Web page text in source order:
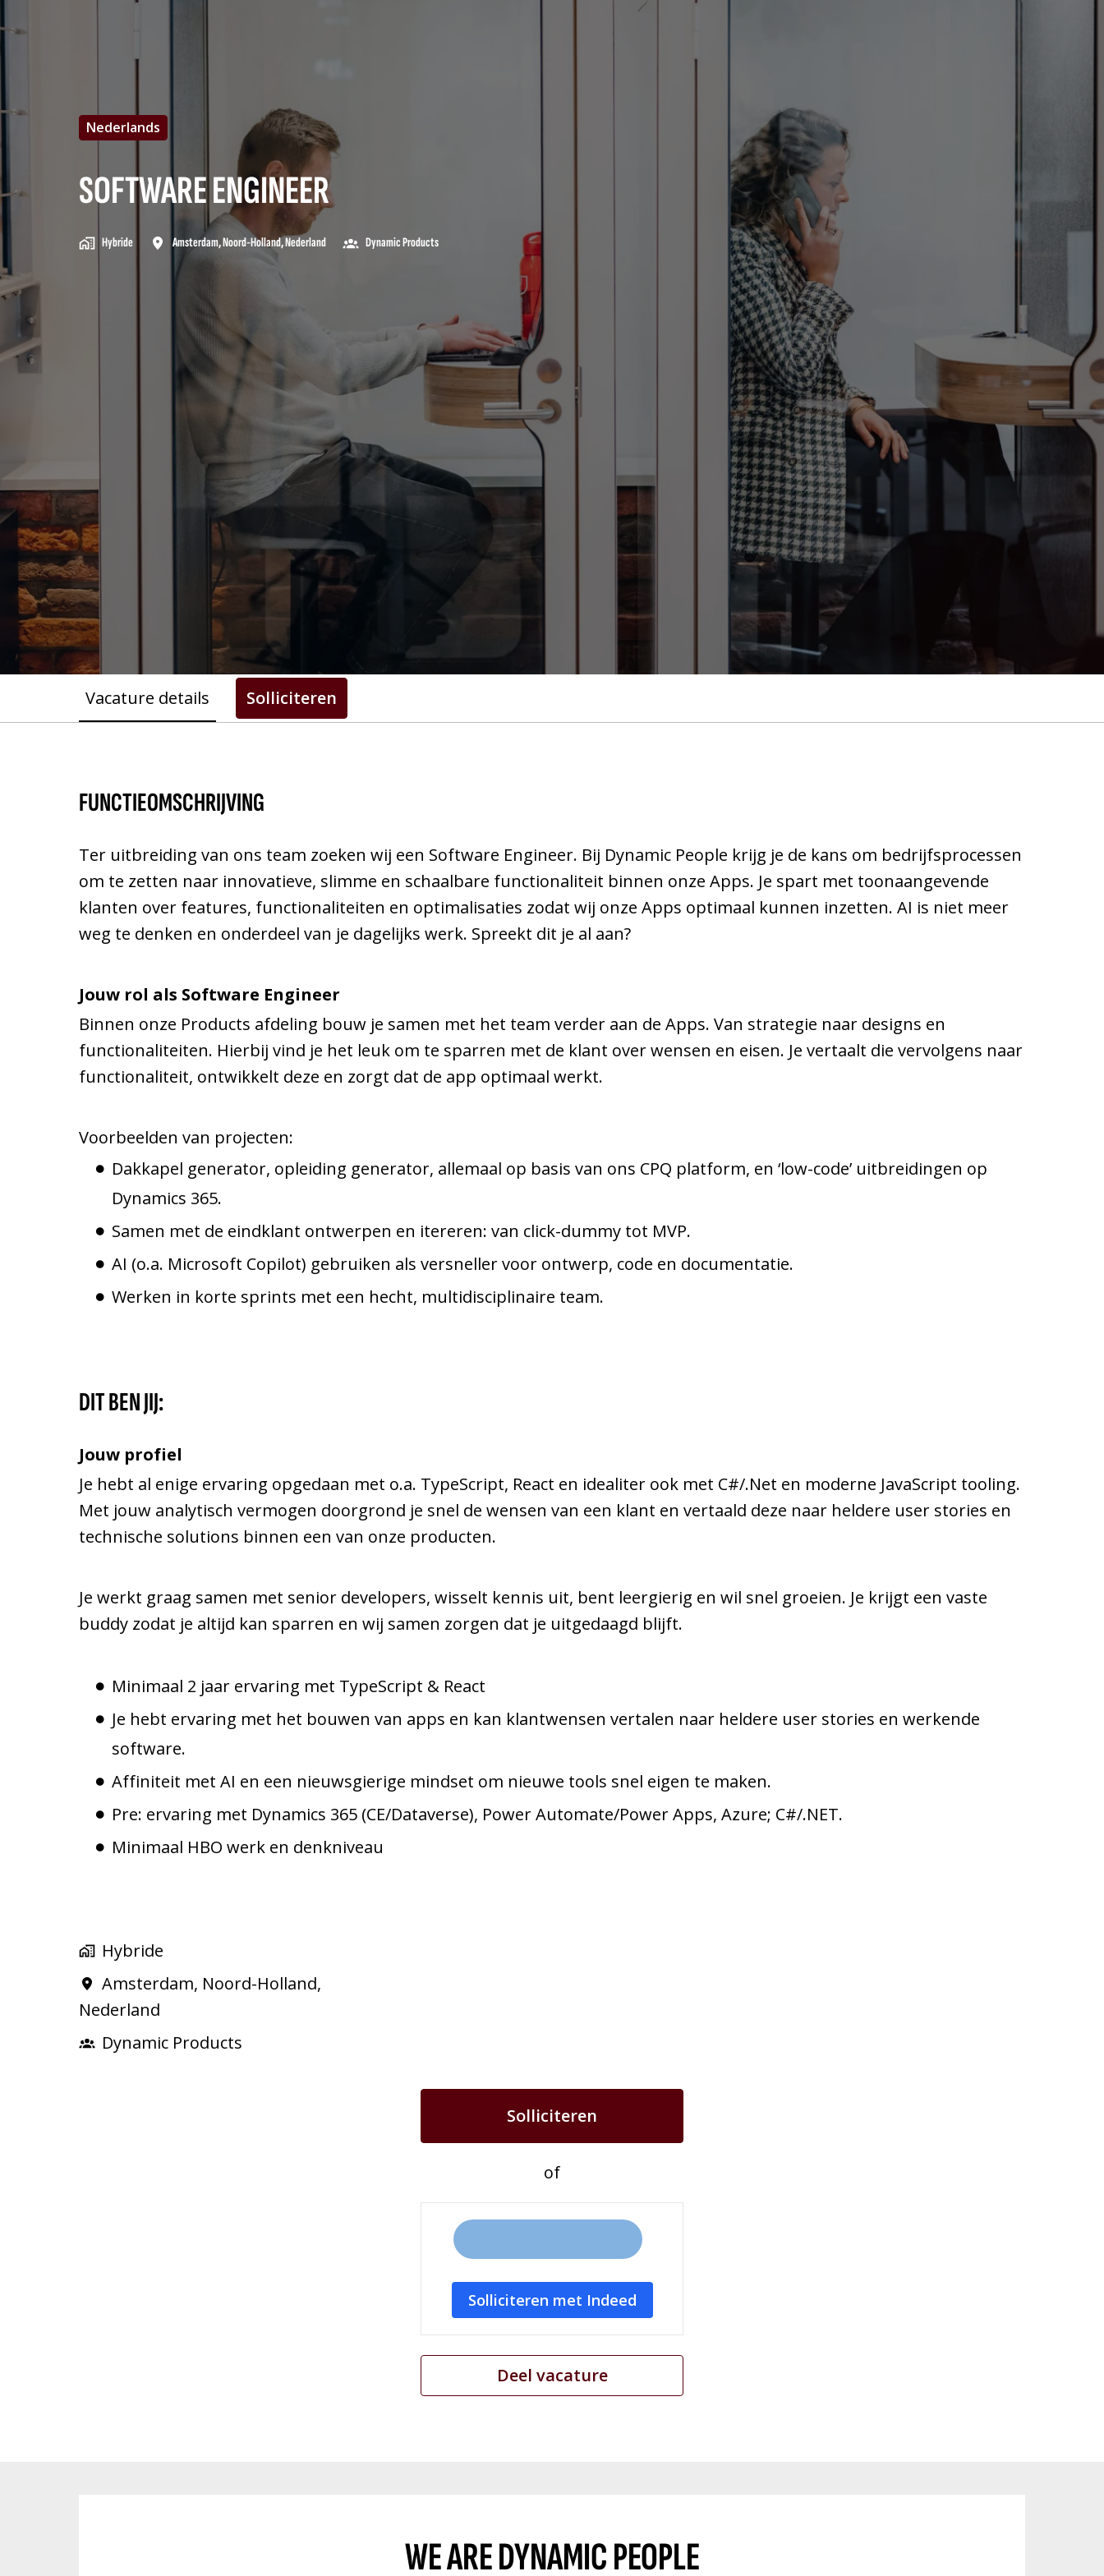
Nederlands
SOFTWARE ENGINEER
Hybride Amsterdam,Noord-Holland,Nederland Dynamic Products
Vacature details Solliciteren
FUNCTIEOMSCHRIJVING
Ter uitbreiding van ons team zoeken wij een Software Engineer. Bij Dynamic People krijg je de kans om bedrijfsprocessen
om te zetten naar innovatieve, slimme en schaalbare functionaliteit binnen onze Apps. Je spart met toonaangevende
klanten over features, functionaliteiten en optimalisaties zodat wij onze Apps optimaal kunnen inzetten. AI is niet meer
weg te denken en onderdeel van je dagelijks werk. Spreekt dit je al aan?
Jouw rol als Software Engineer
Binnen onze Products afdeling bouw je samen met het team verder aan de Apps. Van strategie naar designs en
functionaliteiten. Hierbij vind je het leuk om te sparren met de klant over wensen en eisen. Je vertaalt die vervolgens naar
functionaliteit, ontwikkelt deze en zorgt dat de app optimaal werkt.
Voorbeelden van projecten:
Dakkapel generator, opleiding generator, allemaal op basis van ons CPQ platform, en ‘low-code’ uitbreidingen op
Dynamics 365.
Samen met de eindklant ontwerpen en itereren: van click-dummy tot MVP.
AI (o.a. Microsoft Copilot) gebruiken als versneller voor ontwerp, code en documentatie.
Werken in korte sprints met een hecht, multidisciplinaire team.
DIT BEN JIJ:
Jouw profiel
Je hebt al enige ervaring opgedaan met o.a. TypeScript, React en idealiter ook met C#/.Net en moderne JavaScript tooling.
Met jouw analytisch vermogen doorgrond je snel de wensen van een klant en vertaald deze naar heldere user stories en
technische solutions binnen een van onze producten.
Je werkt graag samen met senior developers, wisselt kennis uit, bent leergierig en wil snel groeien. Je krijgt een vaste
buddy zodat je altijd kan sparren en wij samen zorgen dat je uitgedaagd blijft.
Minimaal 2 jaar ervaring met TypeScript & React
Je hebt ervaring met het bouwen van apps en kan klantwensen vertalen naar heldere user stories en werkende
software.
Affiniteit met AI en een nieuwsgierige mindset om nieuwe tools snel eigen te maken.
Pre: ervaring met Dynamics 365 (CE/Dataverse), Power Automate/Power Apps, Azure; C#/.NET.
Minimaal HBO werk en denkniveau
Hybride
Amsterdam, Noord-Holland,
Nederland
Dynamic Products
Solliciteren
of
Solliciteren met Indeed
Deel vacature
WE ARE DYNAMIC PEOPLE